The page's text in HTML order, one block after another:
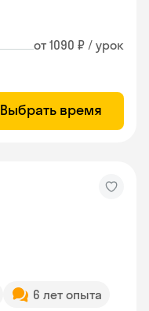
от 1090 ₽ / урок
Выбрать время
6 лет опыта